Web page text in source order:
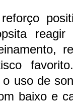
reagir
uso de
baixo e